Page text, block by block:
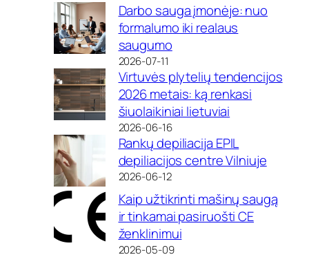
Darbo sauga įmonėje: nuo
formalumo iki realaus
saugumo
2026-07-11
Virtuvės plytelių tendencijos
2026 metais: ką renkasi
šiuolaikiniai lietuviai
2026-06-16
Rankų depiliacija EPIL
depiliacijos centre Vilniuje
2026-06-12
Kaip užtikrinti mašinų saugą
ir tinkamai pasiruošti CE
ženklinimui
2026-05-09